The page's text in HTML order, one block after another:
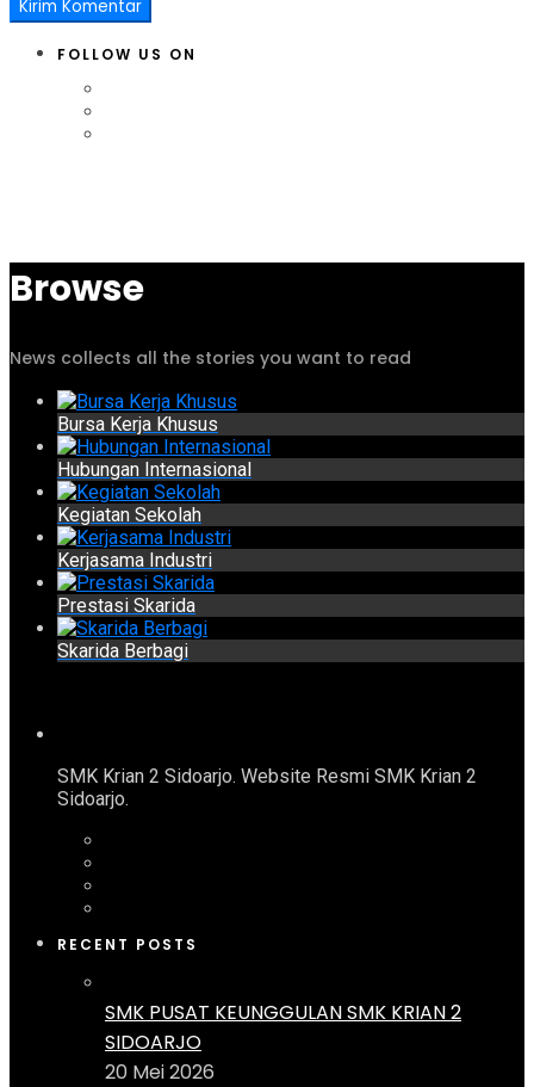
FOLLOW US ON
Browse
News collects all the stories you want to read
Bursa Kerja Khusus
Hubungan Internasional
Kegiatan Sekolah
Kerjasama Industri
Prestasi Skarida
Skarida Berbagi
SMK Krian 2 Sidoarjo. Website Resmi SMK Krian 2
Sidoarjo.
RECENT POSTS
SMK PUSAT KEUNGGULAN SMK KRIAN 2
SIDOARJO
20 Mei 2026